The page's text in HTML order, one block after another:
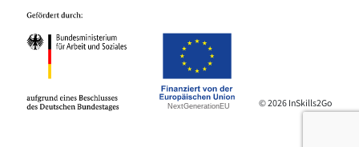
© 2026 InSkills2Go